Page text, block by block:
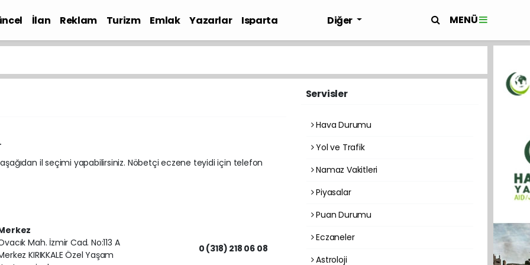
İlan Reklam Turizm Emlak Yazarlar
Isparta
Diğer MENÜ
il seçimi yapabilirsiniz. Nöbetçi eczene teyidi için telefon
Mah. İzmir Cad. No:113 A
KIRIKKALE Özel Yaşam
0 (318) 218 06 08
Servisler
Hava Durumu
Yol ve Trafik
Namaz Vakitleri
Piyasalar
Puan Durumu
Eczaneler
Astroloji